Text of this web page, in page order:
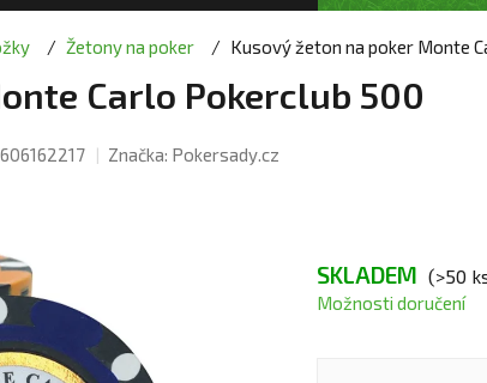
Žetony na poker Kusový žeton na poker Monte
Carlo Pokerclub 500
Značka: Pokersady.cz
SKLADEM (>50
Možnosti doručení